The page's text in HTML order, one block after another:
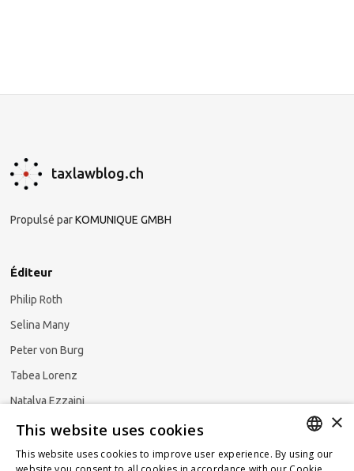
taxlawblog.ch
Propulsé parKOMUNIQUE GMBH
Éditeur
Philip Roth
Selina Many
Peter von Burg
Tabea Lorenz
Natalya Ezzaini
GERMAN
×
This website uses cookies
This website uses cookies to improve user experience. By using our